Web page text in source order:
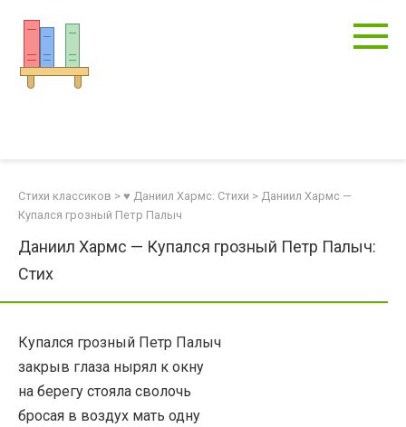
контенту
Стихи классиков > ♥ Даниил Хармс: Стихи > Даниил Хармс —
Купался грозный Петр Палыч
Даниил Хармс — Купался грозный Петр Палыч:
Стих
Купался грозный Петр Палыч
закрыв глаза нырял к окну
на берегу стояла сволочь
бросая в воздух мать одну